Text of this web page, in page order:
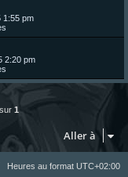
1:55 pm
2:20 pm
sur 1
Aller à
Heures au format UTC+02:00